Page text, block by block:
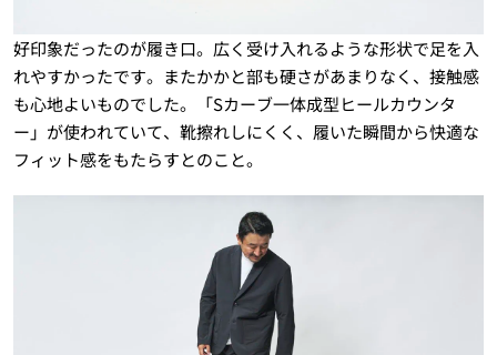
好印象だったのが履き口。広く受け入れるような形状で足を入
れやすかったです。またかかと部も硬さがあまりなく、接触感
も心地よいものでした。「Sカーブ一体成型ヒールカウンタ
ー」が使われていて、靴擦れしにくく、履いた瞬間から快適な
フィット感をもたらすとのこと。